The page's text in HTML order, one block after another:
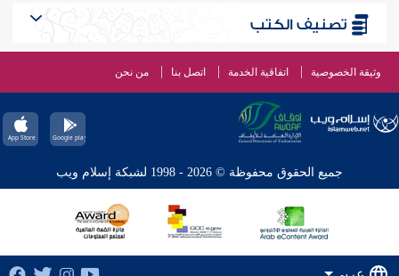
تصنيف الكتب
وثيقة الخصوصية اتفاقية الخدمة اتصل بنا من نحن
جميع الحقوق محفوظة © 2026 - 1998 لشبكة إسلام ويب